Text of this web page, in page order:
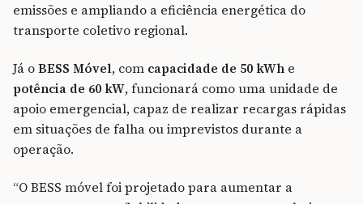
emissões e ampliando a eficiência energética do
transporte coletivo regional.
Já oBESS Móvel, com capacidade de 50 kWh e
potência de 60 kW, funcionará como uma unidade de
apoio emergencial, capaz de realizar recargas rápidas
em situações de falha ou imprevistos durante a
operação.
“O BESS móvel foi projetado para aumentar a